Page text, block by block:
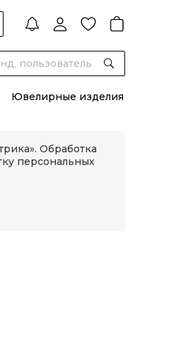
Ювелирные изделия
Обработка
персональных